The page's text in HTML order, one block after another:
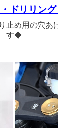
ドリリン
止め用の穴あ
す◆